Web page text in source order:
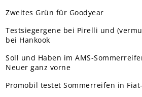
Zweites Grün für Goodyear
Testsiegergene bei Pirelli und
bei Hankook
Soll und Haben im AMS-
Neuer ganz vorne
Promobil testet Sommerreifen in